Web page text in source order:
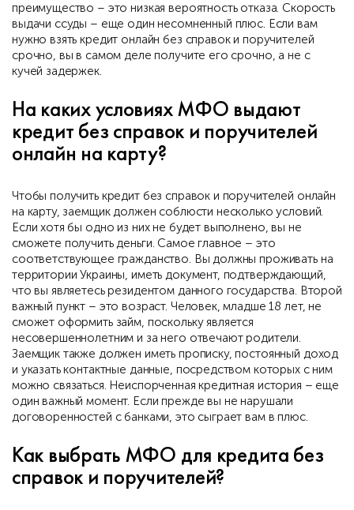
преимущество – это низкая вероятность отказа. Скорость
выдачи ссуды – еще один несомненный плюс. Если вам
нужно взять кредит онлайн без справок и поручителей
срочно, вы в самом деле получите его срочно, а не с
кучей задержек.
На каких условиях МФО выдают
кредит без справок и поручителей
онлайн на карту?
Чтобы получить кредит без справок и поручителей онлайн
на карту, заемщик должен соблюсти несколько условий.
Если хотя бы одно из них не будет выполнено, вы не
сможете получить деньги. Самое главное – это
соответствующее гражданство. Вы должны проживать на
территории Украины, иметь документ, подтверждающий,
что вы являетесь резидентом данного государства. Второй
важный пункт – это возраст. Человек, младше 18 лет, не
сможет оформить займ, поскольку является
несовершеннолетним и за него отвечают родители.
Заемщик также должен иметь прописку, постоянный доход
и указать контактные данные, посредством которых с ним
можно связаться. Неиспорченная кредитная история – еще
один важный момент. Если прежде вы не нарушали
договоренностей с банками, это сыграет вам в плюс.
Как выбрать МФО для кредита без
справок и поручителей?